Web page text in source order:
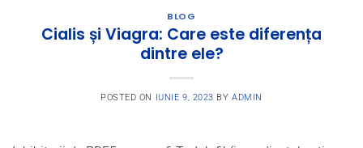
BLOG
Cialis și Viagra: Care este diferența
dintre ele?
POSTED ON IUNIE 9, 2023 BYADMIN